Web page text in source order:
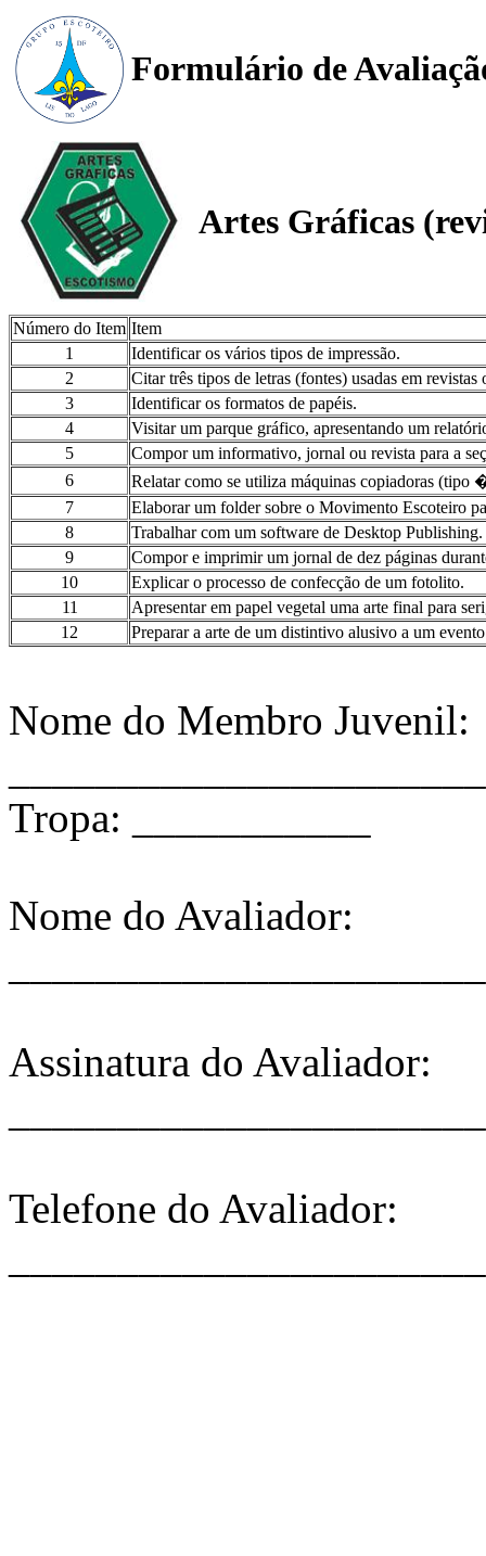
Formulário de
Artes Gráficas
Número do Item Item
1
Identificar os vários tipos de impressão.
2
Citar três tipos de letras (fontes) usadas em revistas
3
Identificar os formatos de papéis.
4
Visitar um parque gráfico, apresentando um
5
Compor um informativo, jornal ou revista para a
6
Relatar como se utiliza máquinas copiadoras
7
Elaborar um folder sobre o Movimento Escoteiro
8
Trabalhar com um software de Desktop Publishing.
9
Compor e imprimir um jornal de dez páginas
10
Explicar o processo de confecção de um fotolito.
11
Apresentar em papel vegetal uma arte final para
12
Preparar a arte de um distintivo alusivo a um
Nome do Membro Juvenil:
Tropa: ___________
Nome do Avaliador:
Assinatura do Avaliador:
Telefone do Avaliador: